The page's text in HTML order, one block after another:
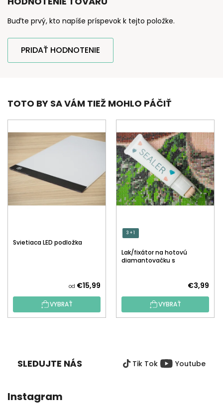
Buďte prvý, kto napíše príspevok k tejto položke.
PRIDAŤ HODNOTENIE
TOTO BY SA VÁM TIEŽ MOHLO PÁČIŤ
Svietiaca LED podložka
od €15,99
VYBRAŤ
3 + 1
Lak/fixátor na hotovú
diamantovačku s
€3,99
VYBRAŤ
SLEDUJTE NÁS Tik Tok Youtube
Instagram